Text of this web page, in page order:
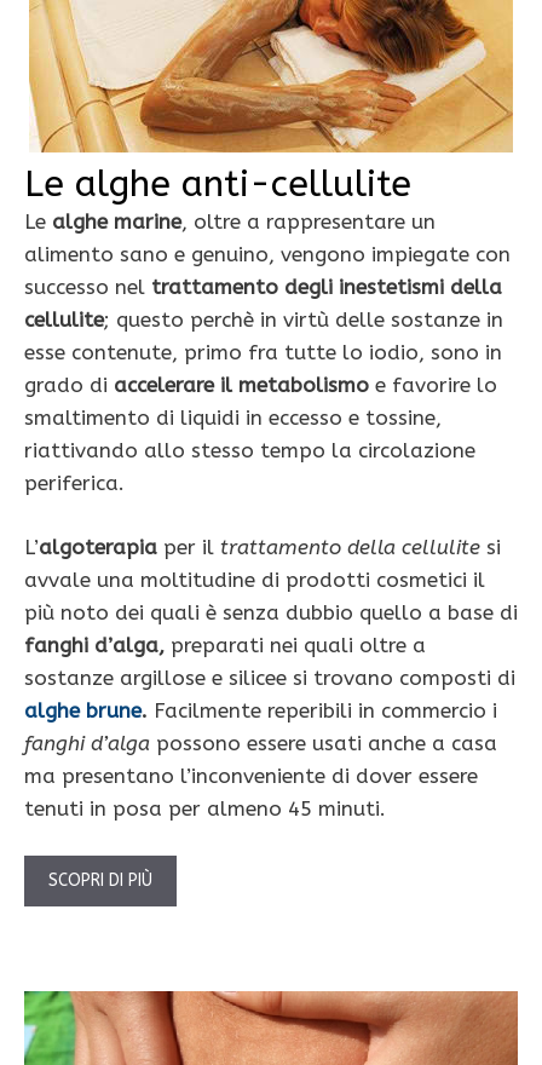
Le alghe anti-cellulite
Le alghe marine, oltre a rappresentare un
alimento sano e genuino, vengono impiegate con
successo nel trattamento degli inestetismi della
cellulite; questo perchè in virtù delle sostanze in
esse contenute, primo fra tutte lo iodio, sono in
grado di accelerare il metabolismo e favorire lo
smaltimento di liquidi in eccesso e tossine,
riattivando allo stesso tempo la circolazione
periferica.
L’algoterapia per il trattamento della cellulite si
avvale una moltitudine di prodotti cosmetici il
più noto dei quali è senza dubbio quello a base di
fanghi d’alga, preparati nei quali oltre a
sostanze argillose e silicee si trovano composti di
alghe brune. Facilmente reperibili in commercio i
fanghi d’alga possono essere usati anche a casa
ma presentano l’inconveniente di dover essere
tenuti in posa per almeno 45 minuti.
SCOPRI DI PIÙ